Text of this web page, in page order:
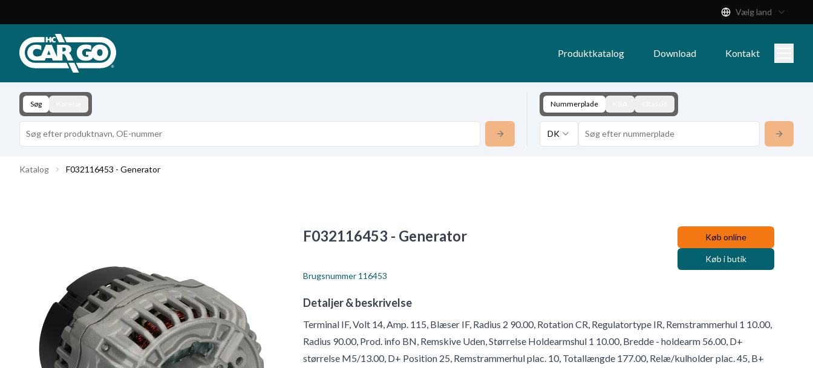
Download
Kontakt
Vælg land
Produktkatalog Download Kontakt
Søg Nummerplade
DK
Katalog F032116453 - Generator
F032116453 - Generator Køb online
Køb i butik
Brugsnummer 116453
Detaljer & beskrivelse
Terminal IF, Volt 14, Amp. 115, Blæser IF, Radius 2 90.00, Rotation CR, Regulatortype IR, Remstrammerhul 1 10.00,
Radius 90.00, Prod. info BN, Remskive Uden, Størrelse Holdearmshul 1 10.00, Bredde - holdearm 56.00, D+
størrelse M5/13.00, D+ Position 25, Remstrammerhul plac. 10, Totallængde 177.00, Relæ/kulholder plac. 45, B+